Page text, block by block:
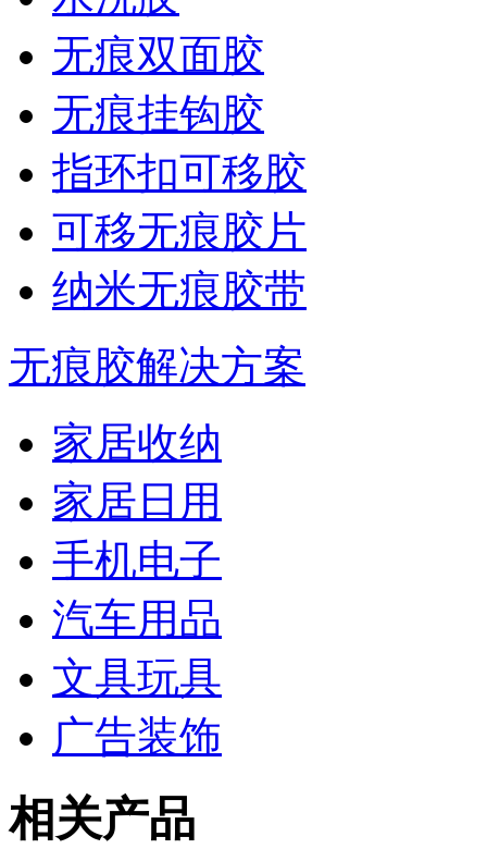
无痕双面胶
无痕挂钩胶
指环扣可移胶
可移无痕胶片
纳米无痕胶带
无痕胶解决方案
家居收纳
家居日用
手机电子
汽车用品
文具玩具
广告装饰
相关产品